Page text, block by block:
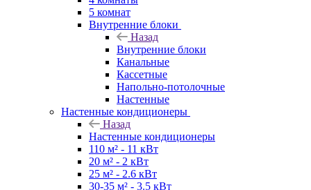
5 комнат
Внутренние блоки
Назад
Внутренние блоки
Канальные
Кассетные
Напольно-потолочные
Настенные
Настенные кондиционеры
Назад
Настенные кондиционеры
110 м² - 11 кВт
20 м² - 2 кВт
25 м² - 2.6 кВт
30-35 м² - 3.5 кВт